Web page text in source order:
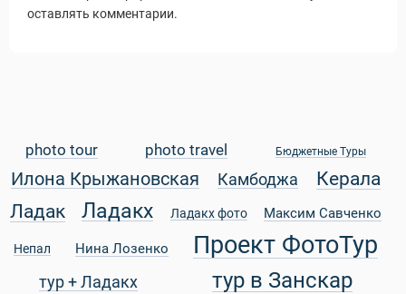
Статьи
оставлять комментарии.
photo tour photo travel Бюджетные Туры
Илона Крыжановская Камбоджа
Керала
Ладак
Ладакх Ладакх фото Максим Савченко
Непал Нина Лозенко Проект ФотоТур
тур + Ладакх тур в Занскар